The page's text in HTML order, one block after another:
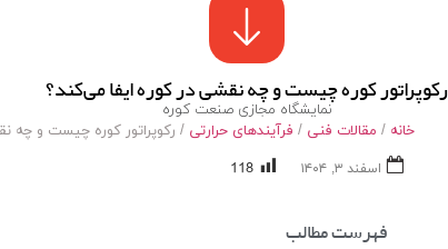
رکوپراتور کوره چیست و چه نقشی در کوره ایفا می‌کند؟
نمایشگاه مجازی صنعت کوره
خانه / مقالات فنی / فرآیندهای حرارتی / رکوپراتور کوره چیست و چه
اسفند ۳, ۱۴۰۴ 118
فهرست مطالب